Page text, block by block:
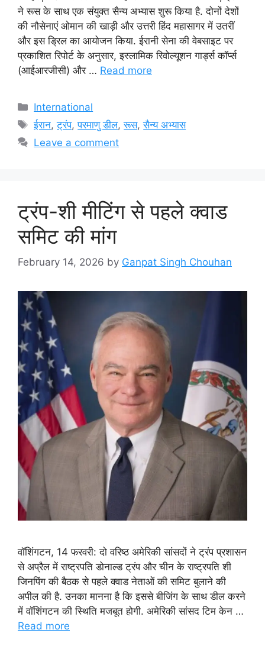
ने रूस के साथ एक संयुक्त सैन्य अभ्यास शुरू किया है. दोनों देशों
की नौसेनाएं ओमान की खाड़ी और उत्तरी हिंद महासागर में उतरीं
और इस ड्रिल का आयोजन किया. ईरानी सेना की वेबसाइट पर
प्रकाशित रिपोर्ट के अनुसार, इस्लामिक रिवोल्यूशन गार्ड्स कॉर्प्स
(आईआरजीसी) और … Read more
Categories
International
Tags
ईरान,ट्रंप,परमाणु डील,रूस,सैन्य अभ्यास
Leave a comment
ट्रंप-शी मीटिंग से पहले क्वाड
समिट की मांग
February 14, 2026 by Ganpat Singh Chouhan
वॉशिंगटन, 14 फरवरी: दो वरिष्ठ अमेरिकी सांसदों ने ट्रंप प्रशासन
से अप्रैल में राष्ट्रपति डोनाल्ड ट्रंप और चीन के राष्ट्रपति शी
जिनपिंग की बैठक से पहले क्वाड नेताओं की समिट बुलाने की
अपील की है. उनका मानना है कि इससे बीजिंग के साथ डील करने
में वॉशिंगटन की स्थिति मजबूत होगी. अमेरिकी सांसद टिम केन …
Read more